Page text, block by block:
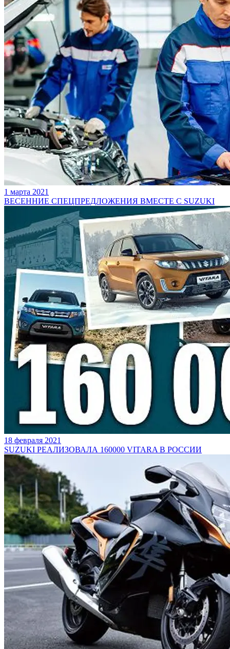
1 марта 2021
ВЕСЕННИЕ СПЕЦПРЕДЛОЖЕНИЯ ВМЕСТЕ С SUZUKI
18 февраля 2021
SUZUKI РЕАЛИЗОВАЛА 160000 VITARA В РОССИИ